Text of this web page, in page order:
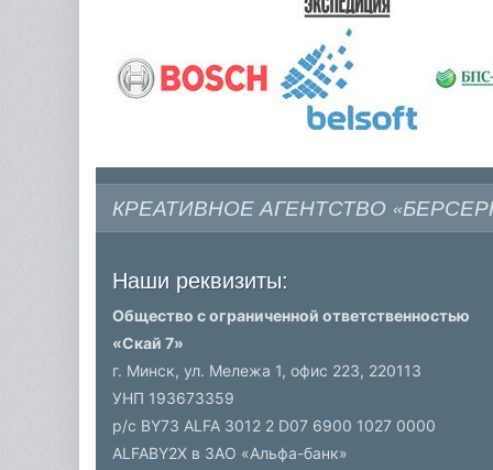
КРЕАТИВНОЕ АГЕНТСТВО
Наши реквизиты:
Общество с ограниченной ответственностью
«Скай 7»
г. Минск, ул. Мележа 1, офис 223, 220113
УНП 193673359
р/c BY73 ALFA 3012 2 D07 6900 1027 0000
ALFABY2X в ЗАО «Альфа-банк»